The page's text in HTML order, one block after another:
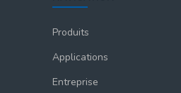
Produits
Applications
Entreprise